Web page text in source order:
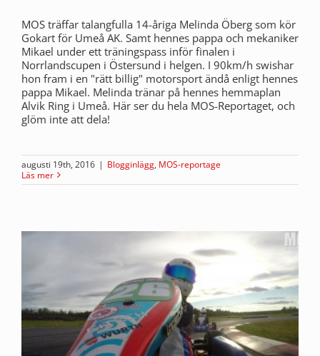
MOS träffar talangfulla 14-åriga Melinda Öberg som kör
Gokart för Umeå AK. Samt hennes pappa och mekaniker
Mikael under ett träningspass inför finalen i
Norrlandscupen i Östersund i helgen. I 90km/h swishar
hon fram i en "rätt billig" motorsport ändå enligt hennes
pappa Mikael. Melinda tränar på hennes hemmaplan
Alvik Ring i Umeå. Här ser du hela MOS-Reportaget, och
glöm inte att dela!
augusti 19th, 2016 | Blogginlägg, MOS-reportage
Läs mer